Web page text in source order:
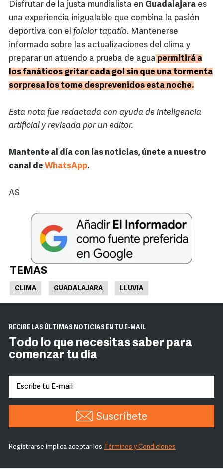
Disfrutar de la justa mundialista en Guadalajara es
una experiencia inigualable que combina la pasión
deportiva con el folclor tapatío. Mantenerse
informado sobre las actualizaciones del clima y
preparar un atuendo a prueba de agua permitirá a
los fanáticos gritar cada gol sin que una tormenta
sorpresa los tome desprevenidos esta noche.
Esta nota fue redactada con ayuda de inteligencia
artificial y revisada por un editor.
Mantente al día con las noticias, únete a nuestro
canal de WhatsApp.
AS
TEMAS
CLIMA GUADALAJARA LLUVIA
RECIBE LAS ÚLTIMAS NOTICIAS EN TU E-MAIL
Todo lo que necesitas saber para
comenzar tu día
Suscríbete
Registrarse implica aceptar los Términos y Condiciones